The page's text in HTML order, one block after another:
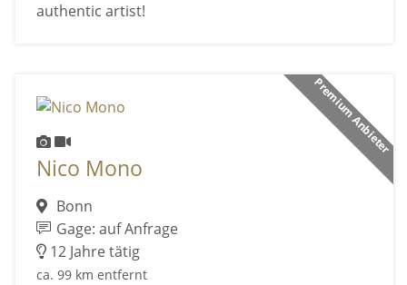
authentic artist!
Premium Anbieter
Nico Mono
Bonn
Gage: auf Anfrage
12 Jahre tätig
ca. 99 km entfernt